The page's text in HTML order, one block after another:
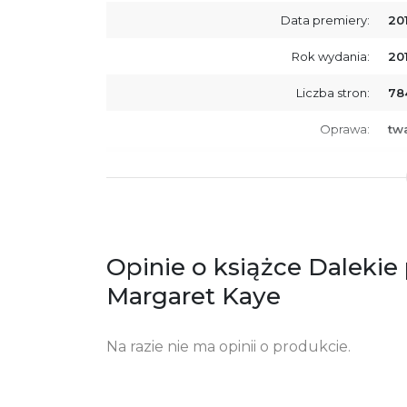
Data premiery:
Rok wydania:
Liczba stron:
Oprawa:
Ostrzeżenia oraz informacje dotyczące
Opinie o książce Dalekie
Margaret Kaye
Na razie nie ma opinii o produkcie.